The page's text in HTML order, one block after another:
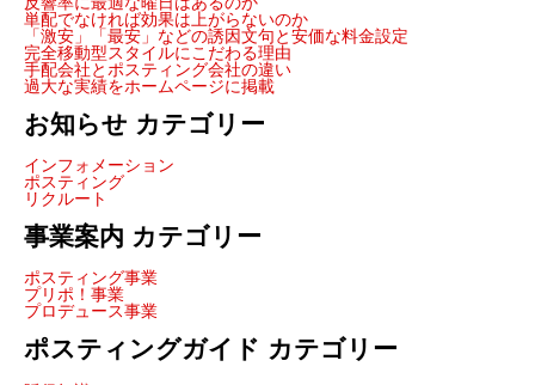
単配でなければ効果は上がらないのか
「激安」「最安」などの誘因文句と安価な料金設定
完全移動型スタイルにこだわる理由
手配会社とポスティング会社の違い
過大な実績をホームページに掲載
お知らせ カテゴリー
インフォメーション
ポスティング
リクルート
事業案内 カテゴリー
ポスティング事業
プリポ！事業
プロデュース事業
ポスティングガイド カテゴリー